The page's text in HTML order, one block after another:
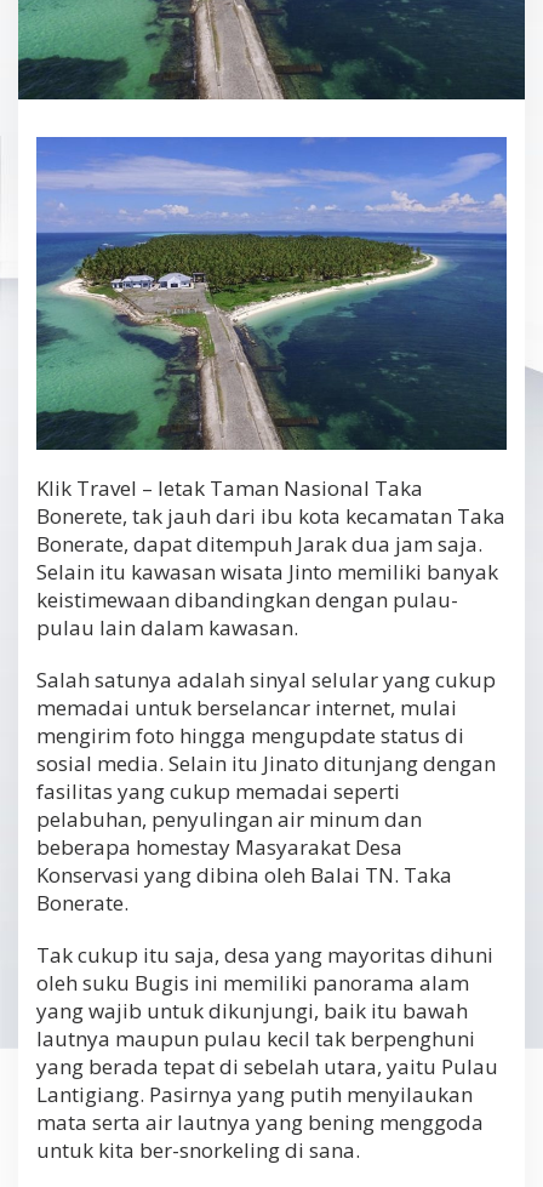
Klik Travel – letak Taman Nasional Taka
Bonerete, tak jauh dari ibu kota kecamatan Taka
Bonerate, dapat ditempuh Jarak dua jam saja.
Selain itu kawasan wisata Jinto memiliki banyak
keistimewaan dibandingkan dengan pulau-
pulau lain dalam kawasan.
Salah satunya adalah sinyal selular yang cukup
memadai untuk berselancar internet, mulai
mengirim foto hingga mengupdate status di
sosial media. Selain itu Jinato ditunjang dengan
fasilitas yang cukup memadai seperti
pelabuhan, penyulingan air minum dan
beberapa homestay Masyarakat Desa
Konservasi yang dibina oleh Balai TN. Taka
Bonerate.
Tak cukup itu saja, desa yang mayoritas dihuni
oleh suku Bugis ini memiliki panorama alam
yang wajib untuk dikunjungi, baik itu bawah
lautnya maupun pulau kecil tak berpenghuni
yang berada tepat di sebelah utara, yaitu Pulau
Lantigiang. Pasirnya yang putih menyilaukan
mata serta air lautnya yang bening menggoda
untuk kita ber-snorkeling di sana.